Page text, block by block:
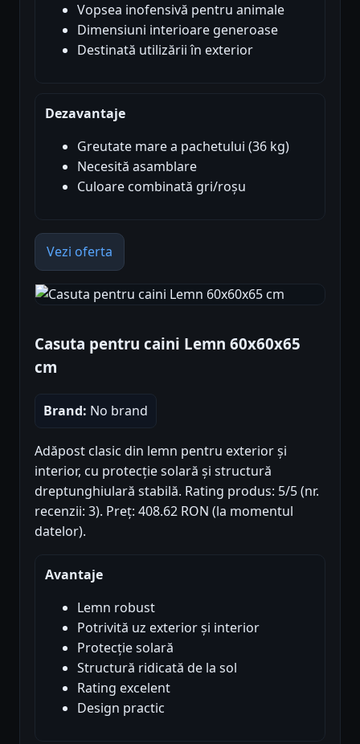
Vopsea inofensivă pentru animale
Dimensiuni interioare generoase
Destinată utilizării în exterior
Dezavantaje
Greutate mare a pachetului (36 kg)
Necesită asamblare
Culoare combinată gri/roșu
Vezi oferta
Casuta pentru caini Lemn 60x60x65
cm
Brand: No brand
Adăpost clasic din lemn pentru exterior și
interior, cu protecție solară și structură
dreptunghiulară stabilă. Rating produs: 5/5 (nr.
recenzii: 3). Preț: 408.62 RON (la momentul
datelor).
Avantaje
Lemn robust
Potrivită uz exterior și interior
Protecție solară
Structură ridicată de la sol
Rating excelent
Design practic